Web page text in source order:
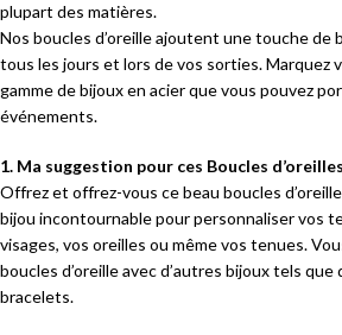
plupart des matières.
Nos boucles d’oreille ajoutent une touche de
tous les jours et lors de vos sorties. Marquez
gamme de bijoux en acier que vous pouvez
événements.
1. Ma suggestion pour ces Boucles
Offrez et offrez-vous ce beau boucles
bijou incontournable pour personnaliser vos
visages, vos oreilles ou même vos tenues.
boucles d’oreille avec d’autres bijoux tels
bracelets.